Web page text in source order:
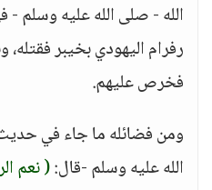
الله - صلى الله عليه وسلم -
رفرام اليهودي بخيبر
فخرص عليهم.
ومن فضائله ما جاء في
الله عليه وسلم -قال:( نعم